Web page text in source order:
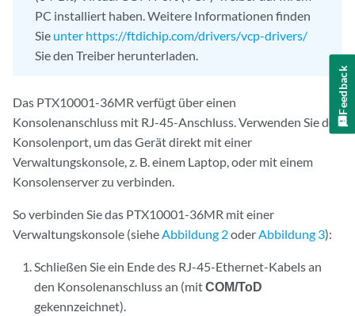
PC installiert haben. Weitere Informationen finden
Sie unter https://ftdichip.com/drivers/vcp-drivers/
Sie den Treiber herunterladen.
Das PTX10001-36MR verfügt über einen
Konsolenanschluss mit RJ-45-Anschluss. Verwenden Sie den
Konsolenport, um das Gerät direkt mit einer
Verwaltungskonsole, z. B. einem Laptop, oder mit einem
Konsolenserver zu verbinden.
So verbinden Sie das PTX10001-36MR mit einer
Verwaltungskonsole (sieheAbbildung 2oderAbbildung 3):
Schließen Sie ein Ende des RJ-45-Ethernet-Kabels an
den Konsolenanschluss an (mitCOM/ToD
gekennzeichnet).
Feedback